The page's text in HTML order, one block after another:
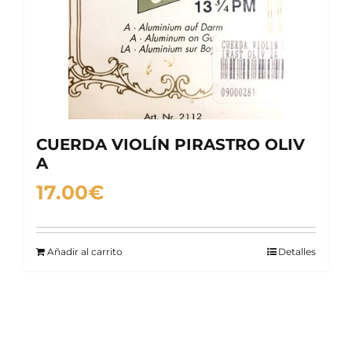
CUERDA VIOLÍN PIRASTRO OLIV
A
17.00€
Añadir al carrito Detalles